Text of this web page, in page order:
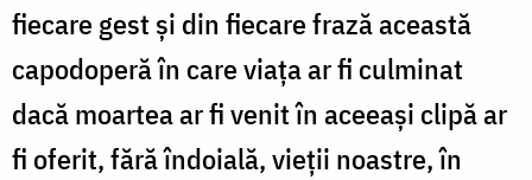
fiecare gest şi din fiecare frază această
capodoperă în care viaţa ar fi culminat
dacă moartea ar fi venit în aceeaşi clipă ar
fi oferit, fără îndoială, vieţii noastre, în